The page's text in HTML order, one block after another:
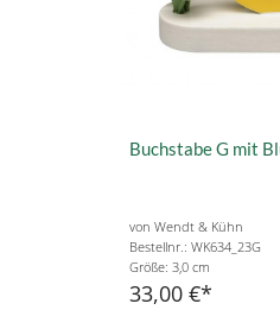
Buchstabe G mit
von Wendt & Kühn
Bestellnr.: WK634_23G
Größe: 3,0 cm
33,00 €